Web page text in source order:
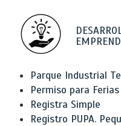
Parque Industrial
Permiso para
Registra Simple
Registro PUPA.